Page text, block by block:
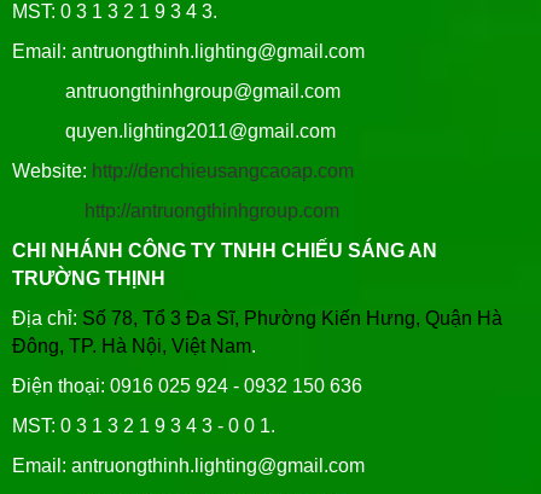
MST: 0 3 1 3 2 1 9 3 4 3.
Email: antruongthinh.lighting@gmail.com
antruongthinhgroup@gmail.com
quyen.lighting2011@gmail.com
Website: http://denchieusangcaoap.com
http://antruongthinhgroup.com
CHI NHÁNH CÔNG TY TNHH CHIẾU SÁNG AN
TRƯỜNG THỊNH
Địa chỉ: Số 78, Tổ 3 Đa Sĩ, Phường Kiến Hưng, Quận Hà
Đông, TP. Hà Nội, Việt Nam.
Điện thoại: 0916 025 924 - 0932 150 636
MST: 0 3 1 3 2 1 9 3 4 3 - 0 0 1.
Email: antruongthinh.lighting@gmail.com